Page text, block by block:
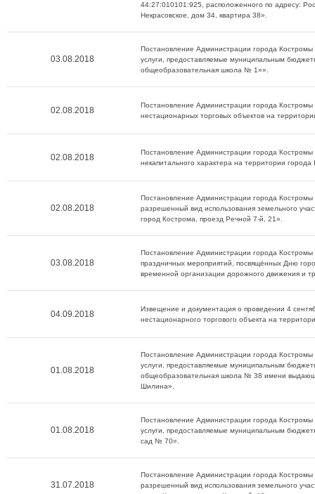
44:27:010101:925, расположенного по адресу:
Некрасовское, дом 34, квартира 38».
03.08.2018
Постановление Администрации города
услуги, предоставляемые муниципальным
общеобразовательная школа № 1»».
02.08.2018
Постановление Администрации города
нестационарных торговых объектов на
02.08.2018
Постановление Администрации города
некапитального характера на территории
02.08.2018
Постановление Администрации города
разрешенный вид использования земельного
город Кострома, проезд Речной 7-й, 21».
03.08.2018
Постановление Администрации города
праздничных мероприятий, посвящённых Дню
временной организации дорожного движения и
04.09.2018
Извещение и документация о проведении 4
нестационарного торгового объекта на
01.08.2018
Постановление Администрации города
услуги, предоставляемые муниципальным
общеобразовательная школа № 38 имени
Шилина».
01.08.2018
Постановление Администрации города
услуги, предоставляемые муниципальным
сад № 70».
31.07.2018
Постановление Администрации города
разрешенный вид использования земельного